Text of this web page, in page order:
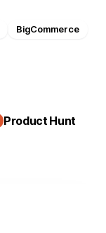
BigCommerce
Product Hunt